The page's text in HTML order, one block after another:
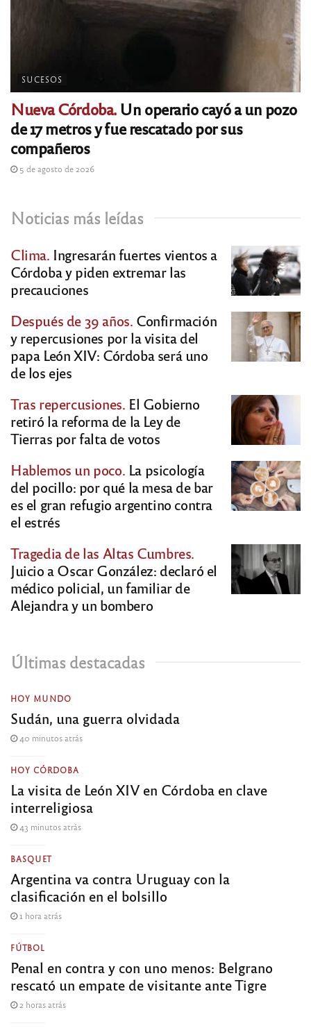
SUCESOS
Nueva Córdoba.Un operario cayó a un pozo
de 17 metros y fue rescatado por sus
compañeros
5 de agosto de 2026
Noticias más leídas
Clima. Ingresarán fuertes vientos a
Córdoba y piden extremar las
precauciones
Después de 39 años. Confirmación
y repercusiones por la visita del
papa León XIV: Córdoba será uno
de los ejes
Tras repercusiones. El Gobierno
retiró la reforma de la Ley de
Tierras por falta de votos
Hablemos un poco. La psicología
del pocillo: por qué la mesa de bar
es el gran refugio argentino contra
el estrés
Tragedia de las Altas Cumbres.
Juicio a Oscar González: declaró el
médico policial, un familiar de
Alejandra y un bombero
Últimas destacadas
HOY MUNDO
Sudán, una guerra olvidada
40 minutos atrás
HOY CÓRDOBA
La visita de León XIV en Córdoba en clave
interreligiosa
43 minutos atrás
BASQUET
Argentina va contra Uruguay con la
clasificación en el bolsillo
1 hora atrás
FÚTBOL
Penal en contra y con uno menos: Belgrano
rescató un empate de visitante ante Tigre
2 horas atrás